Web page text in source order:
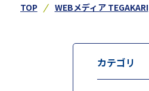
TOP WEBメディア TEGAKARI
カテゴリ